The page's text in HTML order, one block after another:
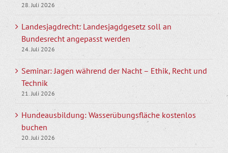
28. Juli 2026
Landesjagdrecht: Landesjagdgesetz soll an
Bundesrecht angepasst werden
24. Juli 2026
Seminar: Jagen während der Nacht – Ethik, Recht und
Technik
21. Juli 2026
Hundeausbildung: Wasserübungsfläche kostenlos
buchen
20. Juli 2026